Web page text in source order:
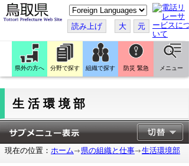
こ
の
ペ
ー
ジ
翻
訳
す
読み上げ 大 元
県外の方へ 分野で探す 組織で探す 防災 緊急 メニュー
生活環境部
現在の位置： ホーム 県の組織と仕事 生活環境部